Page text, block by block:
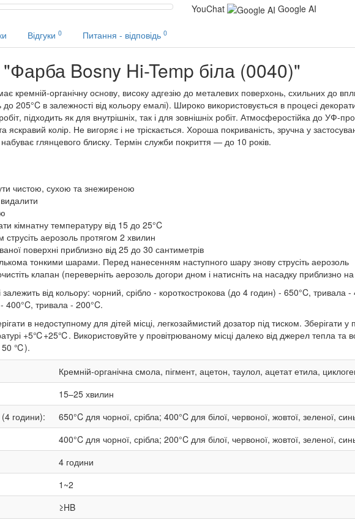
YouChat
Google AI
Відгуки 0 Питання - відповідь 0
Bosny Hi-Temp біла (0040)"
кремній-органічну основу, високу адгезію до металевих поверхонь, схильних до
до 205°C в залежності від кольору емалі). Широко використовується в процесі
підходить як для внутрішніх, так і для зовнішніх робіт. Атмосферостійка до УФ-
колір. Не вигоряє і не тріскається. Хороша покриваність, зручна у
набуває глянцевого блиску. Термін служби покриття — до 10 років.
чистою, сухою та знежиреною
кімнатну температуру від 15 до 25°C
аерозоль протягом 2 хвилин
поверхні приблизно від 25 до 30 сантиметрів
тонкими шарами. Перед нанесенням наступного шару знову струсіть аерозоль
клапан (переверніть аерозоль догори дном і натисніть на насадку приблизно
залежить від кольору: чорний, срібло - короткострокова (до 4 годин) - 650°C, тривала -
400°C, тривала - 200°C.
в недоступному для дітей місці, легкозаймистий дозатор під тиском. Зберігати
+5℃+25℃. Використовуйте у провітрюваному місці далеко від джерел тепла та
50 ℃).
Кремній-органічна смола, пігмент, ацетон, таулол, ацетат етила,
15–25 хвилин
(4 години):
650°C для чорної, срібла; 400°C для білої, червоної, жовтої, зеленої,
400°C для чорної, срібла; 200°C для білої, червоної, жовтої, зеленої,
4 години
1~2
≥HB